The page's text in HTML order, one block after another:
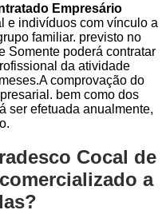
Empresário
e indivíduos com vínculo a
familiar. previsto no
Somente poderá contratar
da atividade
comprovação do
bem como dos
ser efetuada anualmente,
Cocal de
a